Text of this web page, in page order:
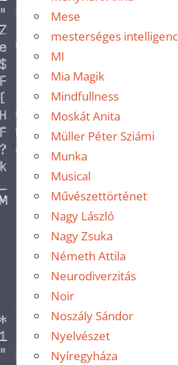
Mese
mesterséges
MI
Mia Magik
Mindfullness
Moskát Anita
Müller Péter Sziámi
Munka
Musical
Művészettörténet
Nagy László
Nagy Zsuka
Németh Attila
Neurodiverzitás
Noir
Noszály Sándor
Nyelvészet
Nyíregyháza